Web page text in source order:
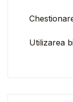
Utilizarea